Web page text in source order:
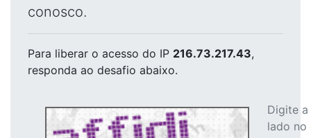
conosco.
Para liberar o acesso do IP 216.73.217.43,
responda ao desafio abaixo.
Digite
lado no